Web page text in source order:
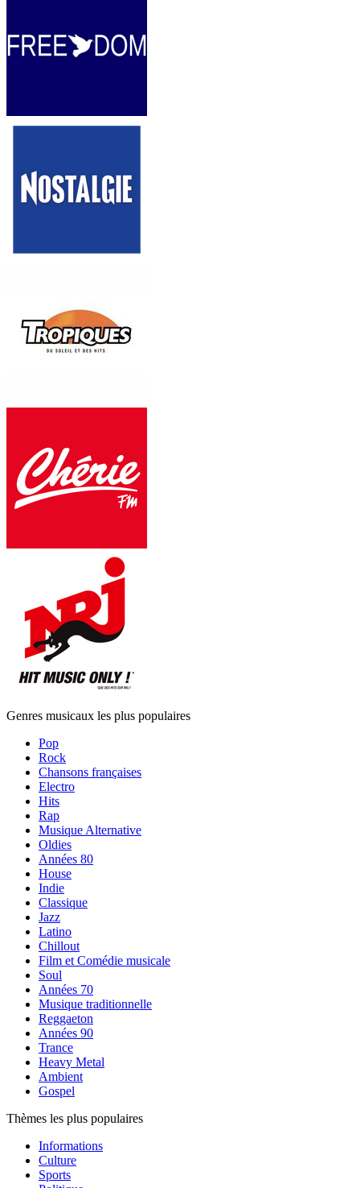
Genres musicaux les plus populaires
Pop
Rock
Chansons françaises
Electro
Hits
Rap
Musique Alternative
Oldies
Années 80
House
Indie
Classique
Jazz
Latino
Chillout
Film et Comédie musicale
Soul
Années 70
Musique traditionnelle
Reggaeton
Années 90
Trance
Heavy Metal
Ambient
Gospel
Thèmes les plus populaires
Informations
Culture
Sports